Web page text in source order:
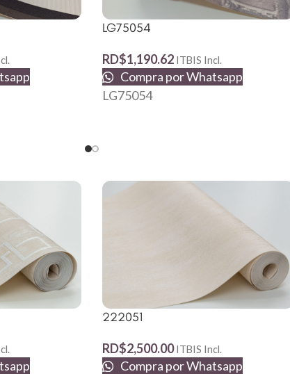
LG75054
RD$1,190.62 ITBIS Incl.
Compra por Whatsapp
LG75054
222051
RD$2,500.00 ITBIS Incl.
Compra por Whatsapp